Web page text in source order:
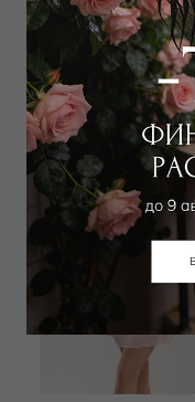
39 150₽ 87 000
+ 1 цвет